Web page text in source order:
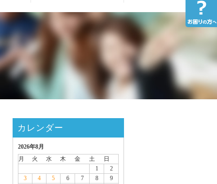
カレンダー
2026年8月
月
火 水 木 金 土
日
1
2
3
4 5 6 7 8
9